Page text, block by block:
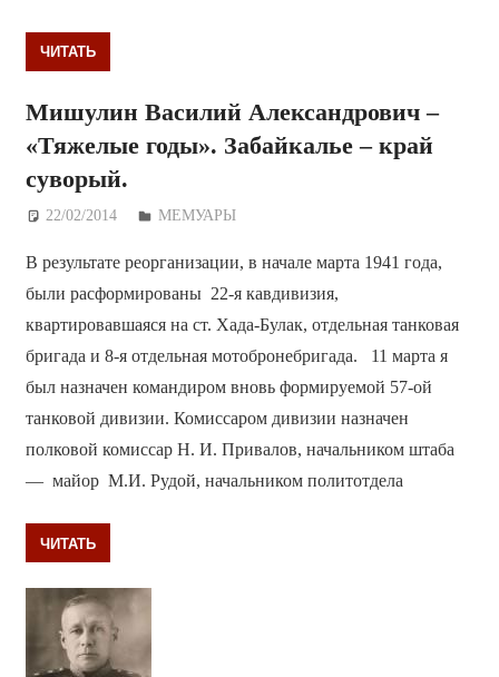
ЧИТАТЬ
Мишулин Василий Александрович –
«Тяжелые годы». Забайкалье – край
суворый.
22/02/2014 Дежурный по Редакции
МЕМУАРЫ
В результате реорганизации, в начале марта 1941 года,
были расформированы 22-я кавдивизия,
квартировавшаяся на ст. Хада-Булак, отдельная танковая
бригада и 8-я отдельная мотобронебригада. 11 марта я
был назначен командиром вновь формируемой 57-ой
танковой дивизии. Комиссаром дивизии назначен
полковой комиссар Н. И. Привалов, начальником штаба
— майор М.И. Рудой, начальником политотдела
ЧИТАТЬ